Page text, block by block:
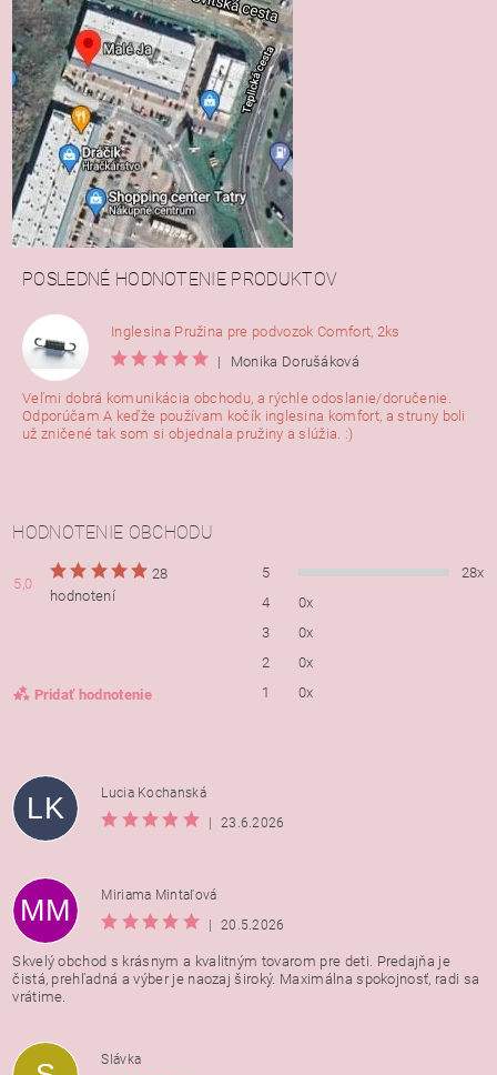
POSLEDNÉ HODNOTENIE PRODUKTOV
Inglesina Pružina pre podvozok Comfort, 2ks
|
Monika Dorušáková
Veľmi dobrá komunikácia obchodu, a rýchle odoslanie/doručenie.
Odporúčam A keďže používam kočík inglesina komfort, a struny boli
už zničené tak som si objednala pružiny a slúžia. :)
HODNOTENIE OBCHODU
5,0
28
hodnotení
Pridať hodnotenie
5
28x
4
0x
3
0x
2
0x
1
0x
Vložením hodnotenie súhlasíte s
osobných údajov
LK
Lucia Kochanská
|
23.6.2026
MM
Miriama Mintaľová
|
20.5.2026
Skvelý obchod s krásnym a kvalitným tovarom pre deti. Predajňa je
čistá, prehľadná a výber je naozaj široký. Maximálna spokojnosť, radi sa
vrátime.
Slávka